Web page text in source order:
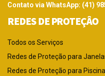
Contato via WhatsApp: (41)
REDES DE PROTEÇÂO
Todos os Serviços
Redes de Proteção para
Redes de Proteção para